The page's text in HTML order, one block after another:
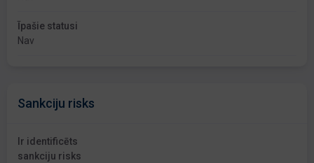
Īpašie statusi
Nav
Sankciju risks
Ir identificēts
sankciju risks